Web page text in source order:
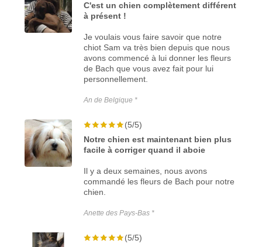
C'est un chien complètement différent
à présent !
Je voulais vous faire savoir que notre
chiot Sam va très bien depuis que nous
avons commencé à lui donner les fleurs
de Bach que vous avez fait pour lui
personnellement.
An de Belgique *
(5/5)
Notre chien est maintenant bien plus
facile à corriger quand il aboie
Il y a deux semaines, nous avons
commandé les fleurs de Bach pour notre
chien.
Anette des Pays-Bas *
(5/5)